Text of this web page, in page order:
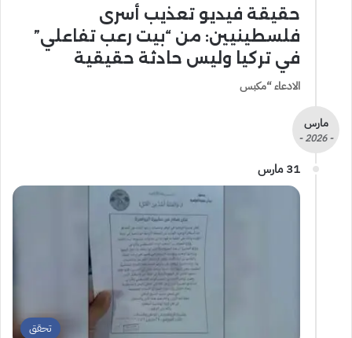
حقيقة فيديو تعذيب أسرى
فلسطينيين: من “بيت رعب تفاعلي”
في تركيا وليس حادثة حقيقية
الادعاء “مكبس
مارس
- 2026 -
31 مارس
تحقق